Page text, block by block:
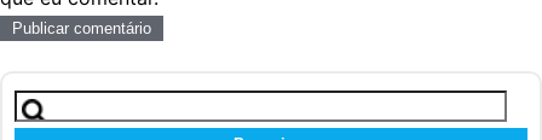
Pesquisar
por: